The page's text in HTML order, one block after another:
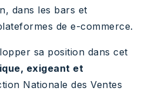
dans les bars et
de e-commerce.
sa position dans cet
exigeant et
Nationale des Ventes